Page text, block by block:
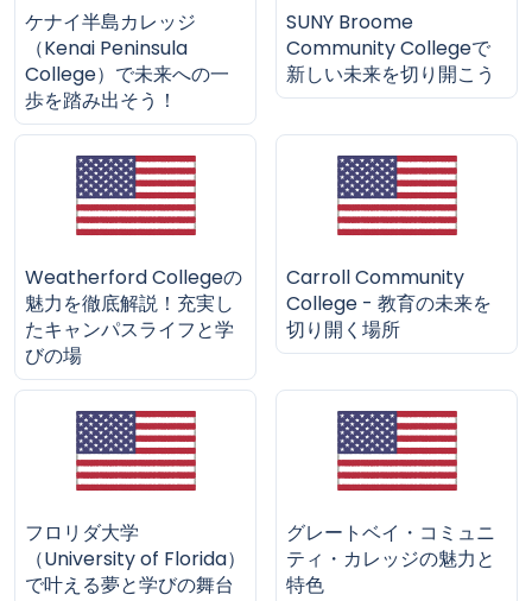
ケナイ半島カレッジ
（Kenai Peninsula
College）で未来への一
歩を踏み出そう！
SUNY Broome
Community Collegeで
新しい未来を切り開こう
Weatherford Collegeの
魅力を徹底解説！充実し
たキャンパスライフと学
びの場
Carroll Community
College - 教育の未来を
切り開く場所
フロリダ大学
（University of Florida）
で叶える夢と学びの舞台
グレートベイ・コミュニ
ティ・カレッジの魅力と
特色